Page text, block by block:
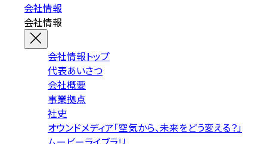
会社情報
会社情報
会社情報トップ
代表あいさつ
会社概要
事業拠点
社史
オウンドメディア「空気から、未来をどう変える？」